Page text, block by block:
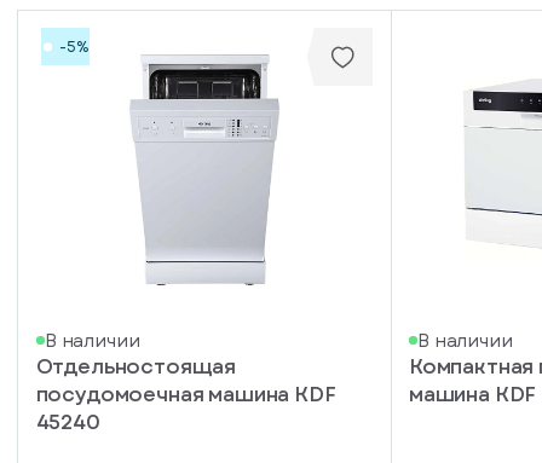
-5%
В наличии
Отдельностоящая
посудомоечная машина KDF
45240
В наличии
машина
на